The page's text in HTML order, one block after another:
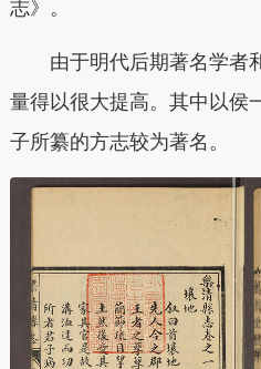
志》。
由于明代后期著名学者
量得以很大提高。其中以侯
子所纂的方志较为著名。